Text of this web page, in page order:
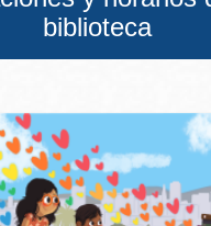
biblioteca
Pública